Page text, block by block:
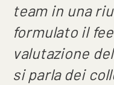
team in una
formulato il
valutazione
si parla dei